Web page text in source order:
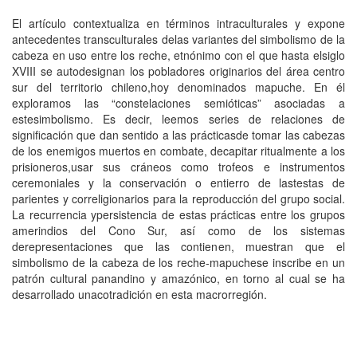
El artículo contextualiza en términos intraculturales y expone
antecedentes transculturales delas variantes del simbolismo de la
cabeza en uso entre los reche, etnónimo con el que hasta elsiglo
XVIII se autodesignan los pobladores originarios del área centro
sur del territorio chileno,hoy denominados mapuche. En él
exploramos las “constelaciones semióticas” asociadas a
estesimbolismo. Es decir, leemos series de relaciones de
significación que dan sentido a las prácticasde tomar las cabezas
de los enemigos muertos en combate, decapitar ritualmente a los
prisioneros,usar sus cráneos como trofeos e instrumentos
ceremoniales y la conservación o entierro de lastestas de
parientes y correligionarios para la reproducción del grupo social.
La recurrencia ypersistencia de estas prácticas entre los grupos
amerindios del Cono Sur, así como de los sistemas
derepresentaciones que las contienen, muestran que el
simbolismo de la cabeza de los reche-mapuchese inscribe en un
patrón cultural panandino y amazónico, en torno al cual se ha
desarrollado unacotradición en esta macrorregión.